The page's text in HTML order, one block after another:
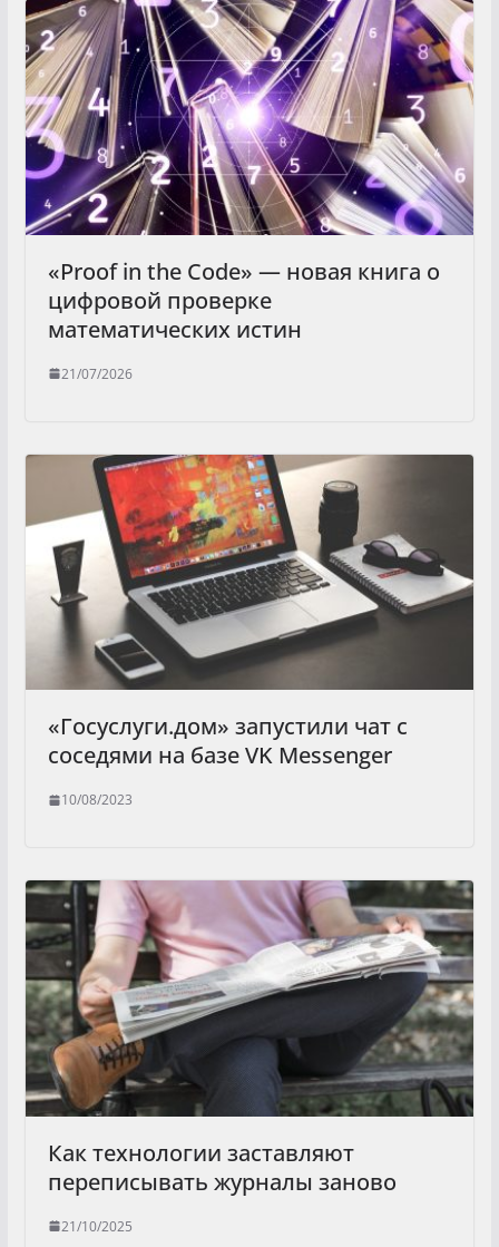
«Proof in the Code» — новая книга о
цифровой проверке
математических истин
21/07/2026
«Госуслуги.дом» запустили чат с
соседями на базе VK Messenger
10/08/2023
Как технологии заставляют
переписывать журналы заново
21/10/2025